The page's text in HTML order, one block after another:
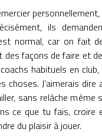
ils
normal, car on fait
des façons de faire et
habituels en
choses. J’aimerais dire
sans relâche même
ce que tu fais,
du plaisir à jouer.